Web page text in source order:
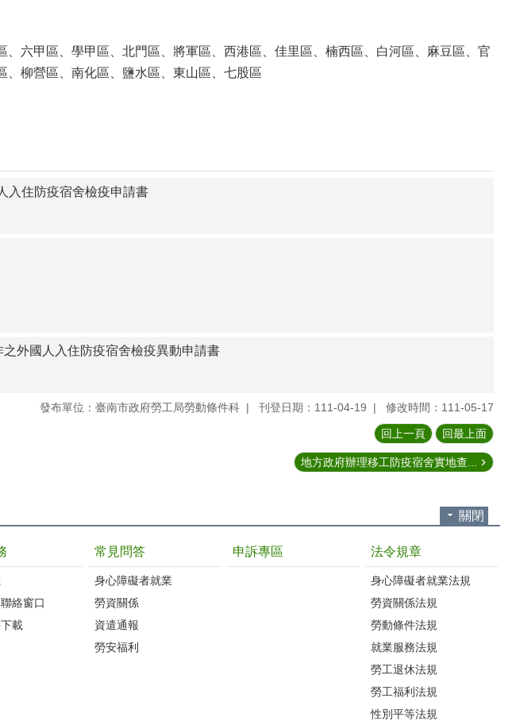
六甲區、學甲區、北門區、將軍區、西港區、佳里區、楠西區、白河區、麻豆區、官
柳營區、南化區、鹽水區、東山區、七股區
入住防疫宿舍檢疫申請書
外國人入住防疫宿舍檢疫異動申請書
發布單位：臺南市政府勞工局勞動條件科 刊登日期：111-04-19 修改時間：111-05-17
回上一頁 回最上面
地方政府辦理移工防疫宿舍實地查...
關閉
絡窗口
載
常見問答
身心障礙者就業
勞資關係
資遣通報
勞安福利
申訴專區 法令規章
身心障礙者就業法規
勞資關係法規
勞動條件法規
就業服務法規
勞工退休法規
勞工福利法規
性別平等法規